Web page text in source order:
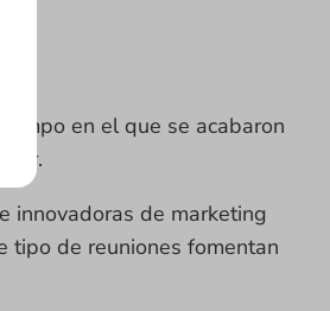
en el que se acabaron
innovadoras de marketing
tipo de reuniones fomentan